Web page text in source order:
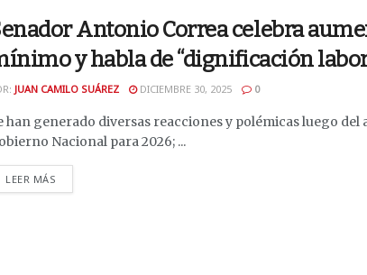
Antonio Correa celebra
y habla de “dignificación
JUAN CAMILO SUÁREZ DICIEMBRE 30, 2025 0
han generado diversas reacciones y polémicas luego
Nacional para 2026; ...
LEER MÁS